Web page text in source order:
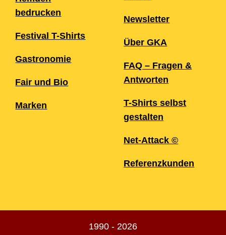
bedrucken
Festival T-Shirts
Gastronomie
Fair und Bio
Marken
Newsletter
Über GKA
FAQ – Fragen &
Antworten
T-Shirts selbst
gestalten
Net-Attack ©
Referenzkunden
1990 - 2026